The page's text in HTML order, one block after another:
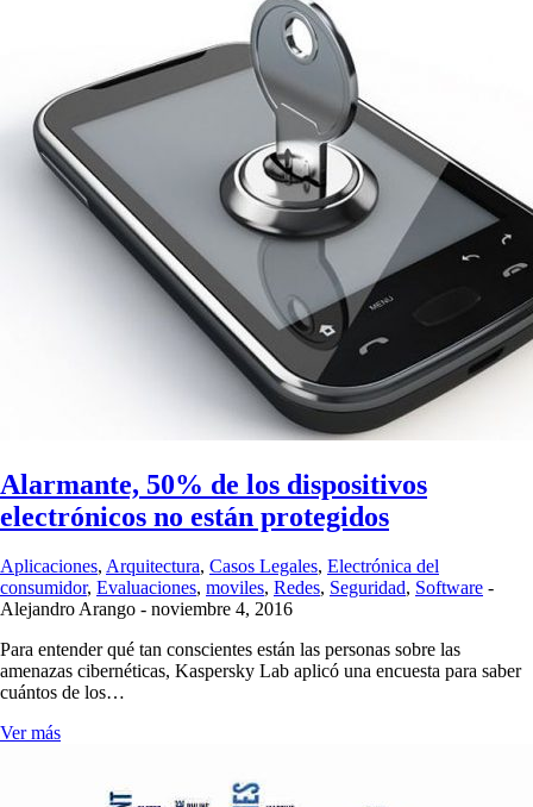
Alarmante, 50% de los dispositivos
electrónicos no están protegidos
Aplicaciones, Arquitectura, Casos Legales, Electrónica del
consumidor, Evaluaciones, moviles, Redes, Seguridad, Software -
Alejandro Arango - noviembre 4, 2016
Para entender qué tan conscientes están las personas sobre las
amenazas cibernéticas, Kaspersky Lab aplicó una encuesta para saber
cuántos de los…
Ver más